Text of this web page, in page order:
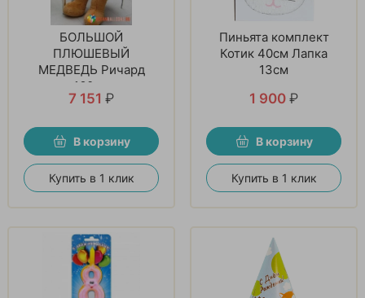
БОЛЬШОЙ
ПЛЮШЕВЫЙ
МЕДВЕДЬ Ричард
160см
7 151 ₽
В корзину
Купить в 1 клик
Пиньята комплект
Котик 40см Лапка
13см
1 900 ₽
В корзину
Купить в 1 клик